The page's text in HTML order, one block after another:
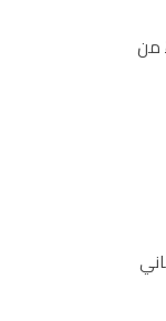
من